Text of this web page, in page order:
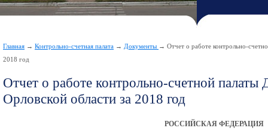
Главная → Контрольно-счетная палата → Документы → Отчет о работе контрольно-
2018 год
Отчет о работе контрольно-счетной палаты
Орловской области за 2018 год
РОССИЙСКАЯ ФЕДЕРАЦИЯ